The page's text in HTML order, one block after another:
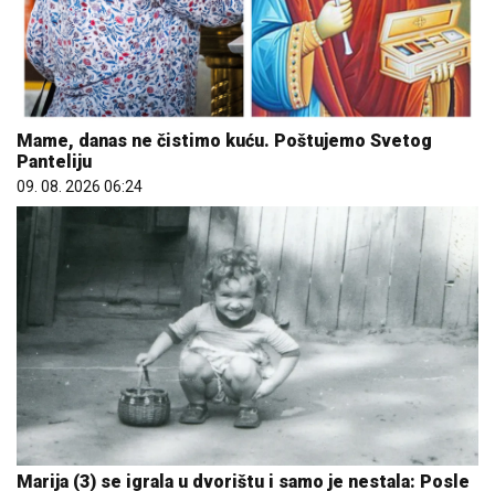
Mame, danas ne čistimo kuću. Poštujemo Svetog
Panteliju
09. 08. 2026 06:24
Marija (3) se igrala u dvorištu i samo je nestala: Posle